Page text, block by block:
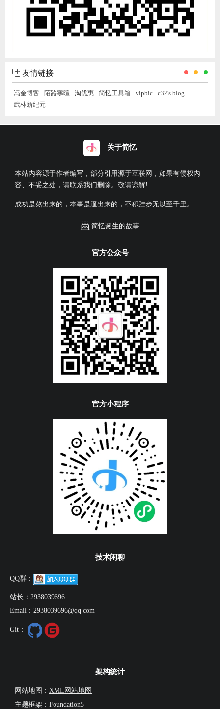
友情链接
冯奎博客 陌路寒暄 淘优惠 简忆工具箱 vipbic
c32's blog
武林新纪元
关于简忆
本站内容源于作者编写，部分引用源于互联网，如果有侵权内
容、不妥之处，请联系我们删除。敬请谅解!
成功是熬出来的，本事是逼出来的，不积跬步无以至千里。
简忆诞生的故事
官方公众号
官方小程序
技术闲聊
QQ群：
站长： 2938039696
Email：2938039696@qq.com
Git：
架构统计
网站地图： XML网站地图
主题框架：Foundation5